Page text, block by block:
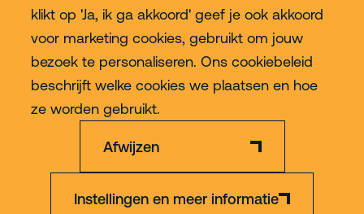
klikt op 'Ja, ik ga akkoord' geef je ook akkoord
voor marketing cookies, gebruikt om jouw
bezoek te personaliseren. Ons cookiebeleid
beschrijft welke cookies we plaatsen en hoe
ze worden gebruikt.
Afwijzen
Instellingen en meer informatie
Contact
Meer